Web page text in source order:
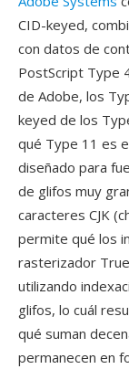
CID-keyed,
con datos de
PostScript Type
de Adobe, los
keyed de los
qué Type 11 es
diseñado para
de glifos muy
caracteres CJK
permite qué los
rasterizador
utilizando
glifos, lo cuál
qué suman
permanecen en